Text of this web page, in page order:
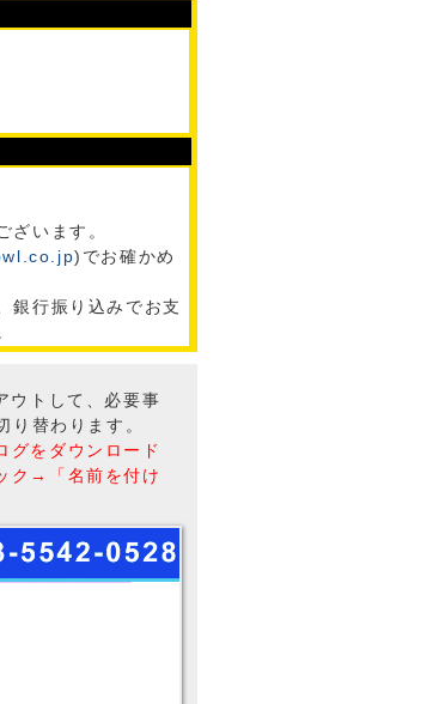
ざいます。
)でお確かめ
銀行振り込みでお支
ウトして、必要事
替わります。
グをダウンロード
ク→「名前を付け